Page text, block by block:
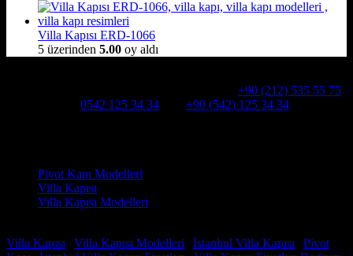
Villa Kapısı ERD-1066
5 üzerinden 5.00 oy aldı
+90 (212) 535 55 75
0542 125 34 34
+90 (542) 125 34 34
Pivot Kapı Modelleri
Villa Kapısı
Villa Kapısı Modelleri
Villa Kapısı
Villa Kapısı Modelleri İstanbul Villa Kapısı
Pivot